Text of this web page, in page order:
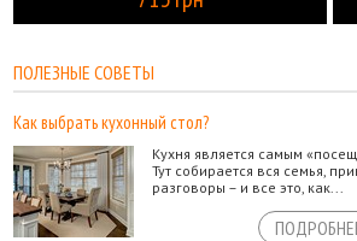
ПОЛЕЗНЫЕ СОВЕТЫ
Как выбрать кухонный стол?
Кухня является самым
Тут собирается вся семья,
разговоры – и все это, как...